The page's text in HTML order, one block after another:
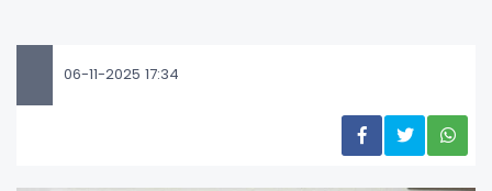
06-11-2025 17:34